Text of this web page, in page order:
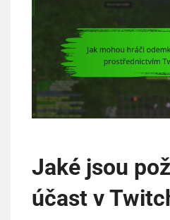
Jaké jsou
účast v